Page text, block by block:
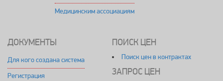
Медицинским ассоциациям
ДОКУМЕНТЫ
Для кого создана система
Регистрация
ПОИСК ЦЕН
Поиск цен в контрактах
ЗАПРОС ЦЕН